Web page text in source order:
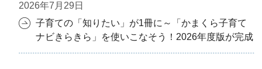
2026年7月29日
子育ての「知りたい」が1冊に～「かまくら子育て
ナビきらきら」を使いこなそう！2026年度版が完成